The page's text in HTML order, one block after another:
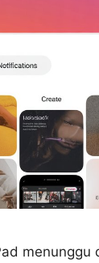
menunggu